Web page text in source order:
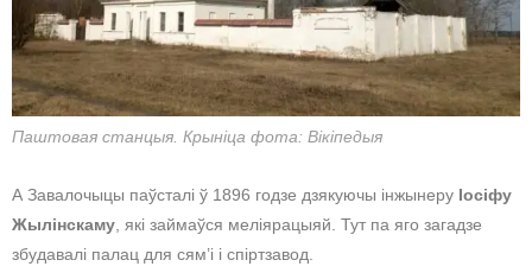
Паштовая станцыя. Крыніца фота: Вікіпедыя
А Завалочыцы паўсталі ў 1896 годзе дзякуючы інжынеру Іосіфу
Жылінскаму , які займаўся меліярацыяй. Тут па яго загадзе
збудавалі палац для сям’і і спіртзавод.